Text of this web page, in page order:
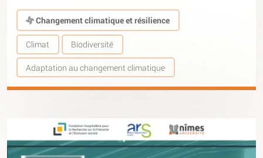
Changement climatique et résilience
Climat Biodiversité
Adaptation au changement climatique